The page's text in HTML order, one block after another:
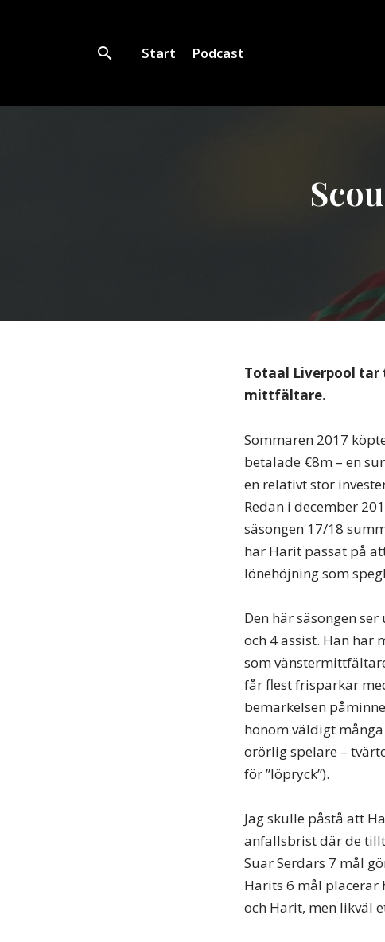
Start Podcast
Totaal Liverpool tar
mittfältare.
Sommaren 2017
betalade €8m – en
en relativt stor
Redan i december
säsongen 17/18
har Harit passat på
lönehöjning som
Den här säsongen
och 4 assist. Han har
som
får flest frisparkar
bemärkelsen
honom väldigt
orörlig spelare –
för ”löpryck”).
Jag skulle påstå att
anfallsbrist där de
Suar Serdars 7 mål
Harits 6 mål placerar
och Harit, men likväl